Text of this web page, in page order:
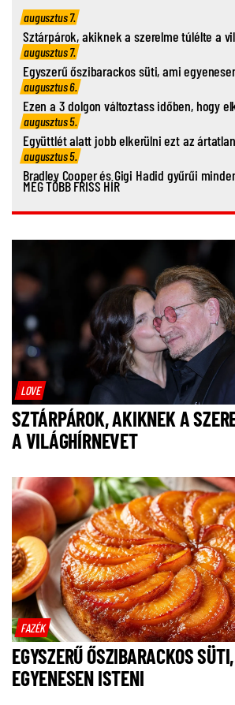
augusztus 7.
Sztárpárok, akiknek a szerelme túlélte a
augusztus 7.
Egyszerű őszibarackos süti, ami
augusztus 6.
Ezen a 3 dolgon változtass időben, hogy
augusztus 5.
Együttlét alatt jobb elkerülni ezt az
augusztus 5.
Bradley Cooper és Gigi Hadid gyűrűi
MÉG TÖBB FRISS HÍR
LOVE
SZTÁRPÁROK, AKIKNEK A
A VILÁGHÍRNEVET
FAZÉK
EGYSZERŰ ŐSZIBARACKOS
EGYENESEN ISTENI